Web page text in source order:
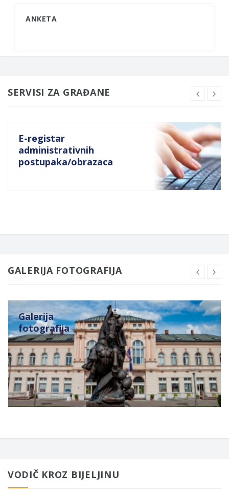
ANKETA
SERVISI ZA GRAĐANE
E-registar
administrativnih
postupaka/obrazaca
GALERIJA FOTOGRAFIJA
Galerija
fotografija
VODIČ KROZ BIJELJINU